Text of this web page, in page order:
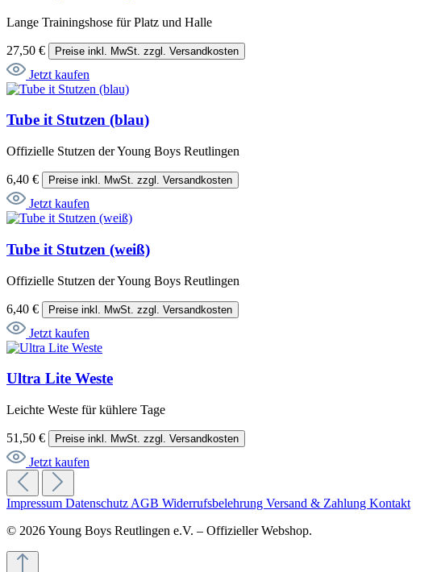
Lange Trainingshose für Platz und Halle
27,50 € Preise inkl. MwSt. zzgl. Versandkosten
Jetzt kaufen
Tube it Stutzen (blau)
Offizielle Stutzen der Young Boys Reutlingen
6,40 € Preise inkl. MwSt. zzgl. Versandkosten
Jetzt kaufen
Tube it Stutzen (weiß)
Offizielle Stutzen der Young Boys Reutlingen
6,40 € Preise inkl. MwSt. zzgl. Versandkosten
Jetzt kaufen
Ultra Lite Weste
Leichte Weste für kühlere Tage
51,50 € Preise inkl. MwSt. zzgl. Versandkosten
Jetzt kaufen
Impressum Datenschutz AGB Widerrufsbelehrung Versand & Zahlung Kontakt
© 2026 Young Boys Reutlingen e.V. – Offizieller Webshop.